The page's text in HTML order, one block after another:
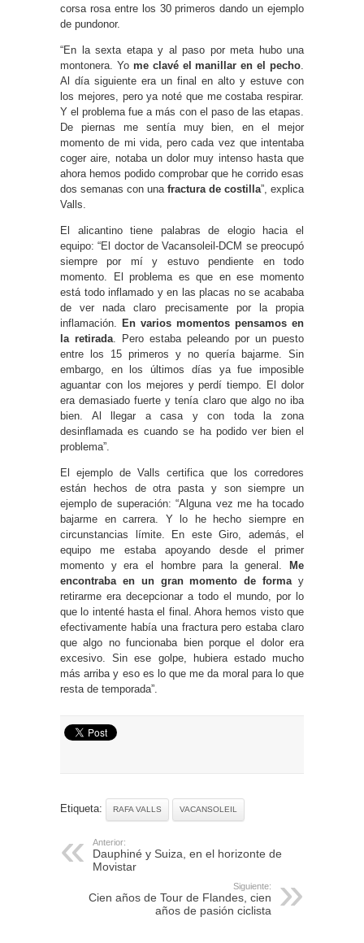
corsa rosa entre los 30 primeros dando un ejemplo
de pundonor.
“En la sexta etapa y al paso por meta hubo una
montonera. Yo me clavé el manillar en el pecho.
Al día siguiente era un final en alto y estuve con
los mejores, pero ya noté que me costaba respirar.
Y el problema fue a más con el paso de las etapas.
De piernas me sentía muy bien, en el mejor
momento de mi vida, pero cada vez que intentaba
coger aire, notaba un dolor muy intenso hasta que
ahora hemos podido comprobar que he corrido esas
dos semanas con una fractura de costilla”, explica
Valls.
El alicantino tiene palabras de elogio hacia el
equipo: “El doctor de Vacansoleil-DCM se preocupó
siempre por mí y estuvo pendiente en todo
momento. El problema es que en ese momento
está todo inflamado y en las placas no se acababa
de ver nada claro precisamente por la propia
inflamación. En varios momentos pensamos en
la retirada. Pero estaba peleando por un puesto
entre los 15 primeros y no quería bajarme. Sin
embargo, en los últimos días ya fue imposible
aguantar con los mejores y perdí tiempo. El dolor
era demasiado fuerte y tenía claro que algo no iba
bien. Al llegar a casa y con toda la zona
desinflamada es cuando se ha podido ver bien el
problema”.
El ejemplo de Valls certifica que los corredores
están hechos de otra pasta y son siempre un
ejemplo de superación: “Alguna vez me ha tocado
bajarme en carrera. Y lo he hecho siempre en
circunstancias límite. En este Giro, además, el
equipo me estaba apoyando desde el primer
momento y era el hombre para la general.
Me
encontraba en un gran momento de formay
retirarme era decepcionar a todo el mundo, por lo
que lo intenté hasta el final. Ahora hemos visto que
efectivamente había una fractura pero estaba claro
que algo no funcionaba bien porque el dolor era
excesivo. Sin ese golpe, hubiera estado mucho
más arriba y eso es lo que me da moral para lo que
resta de temporada”.
Etiqueta: RAFA VALLS VACANSOLEIL
Anterior:
Dauphiné y Suiza, en el horizonte de
Movistar
Siguiente:
Cien años de Tour de Flandes, cien
años de pasión ciclista